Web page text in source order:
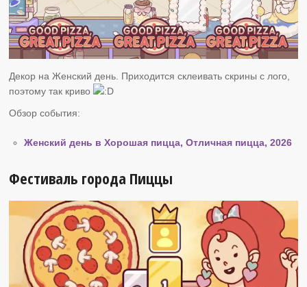
Декор на Женский день. Приходится склеивать скрины с лого,
поэтому так криво
Обзор события:
Женский день в Хорошая пицца, Отличная пицца, 2026
Фестиваль города Пиццы